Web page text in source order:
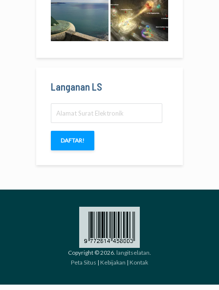
Langanan LS
Surat
Elektronik
DAFTAR!
Copyright © 2026. langitselatan
Peta Situs | Kebijakan | Kontak